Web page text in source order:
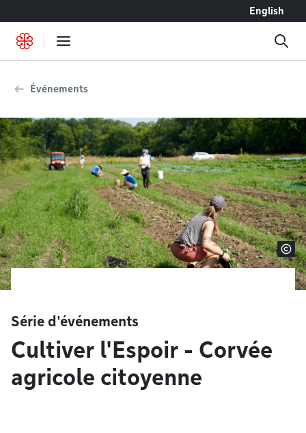
English
Événements
Série d'événements
Cultiver l'Espoir - Corvée
agricole citoyenne